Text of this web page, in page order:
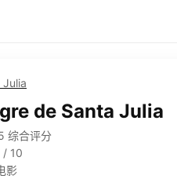
Julia
de Santa Julia
综合评分
/ 10
影